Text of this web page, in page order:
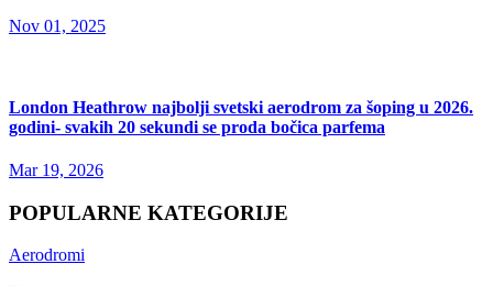
Nov 01, 2025
London Heathrow najbolji svetski aerodrom za šoping u 2026.
godini- svakih 20 sekundi se proda bočica parfema
Mar 19, 2026
POPULARNE KATEGORIJE
Aerodromi